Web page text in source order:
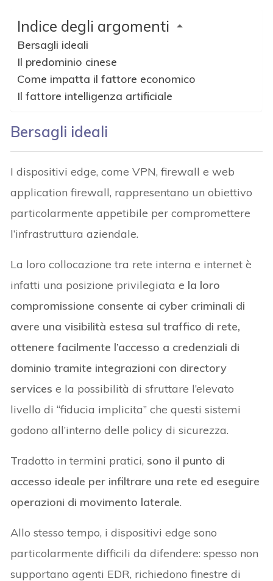
Indice degli argomenti
Bersagli ideali
Il predominio cinese
Come impatta il fattore economico
Il fattore intelligenza artificiale
Bersagli ideali
I dispositivi edge, come VPN, firewall e web
application firewall, rappresentano un obiettivo
particolarmente appetibile per compromettere
l’infrastruttura aziendale.
La loro collocazione tra rete interna e internet è
infatti una posizione privilegiata e la loro
compromissione consente ai cyber criminali di
avere una visibilità estesa sul traffico di rete,
ottenere facilmente l’accesso a credenziali di
dominio tramite integrazioni con directory
services e la possibilità di sfruttare l’elevato
livello di “fiducia implicita” che questi sistemi
godono all’interno delle policy di sicurezza.
Tradotto in termini pratici, sono il punto di
accesso ideale per infiltrare una rete ed eseguire
operazioni di movimento laterale.
Allo stesso tempo, i dispositivi edge sono
particolarmente difficili da difendere: spesso non
supportano agenti EDR, richiedono finestre di